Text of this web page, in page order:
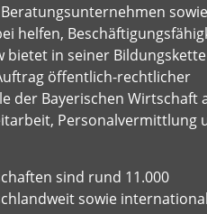
sowie
helfen,
bietet in seiner Bildungskette
öffentlich-rechtlicher
der Bayerischen Wirtschaft
Personalvermittlung
sind rund 11.000
sowie